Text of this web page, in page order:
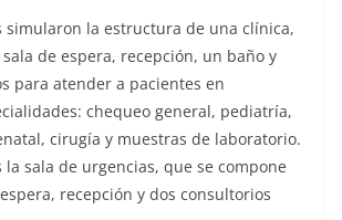
simularon la estructura de una clínica,
de espera, recepción, un baño y
para atender a pacientes en
chequeo general, pediatría,
cirugía y muestras de laboratorio.
la sala de urgencias, que se compone
recepción y dos consultorios